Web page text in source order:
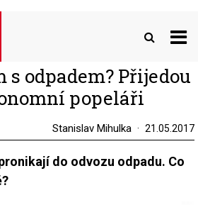
s odpadem? Přijedou
popeláři
Stanislav Mihulka 21.05.2017
do odvozu odpadu. Co